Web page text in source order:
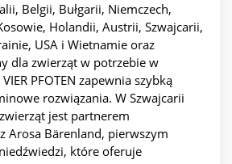
Belgii, Bułgarii, Niemczech,
Holandii, Austrii, Szwajcarii,
USA i Wietnamie oraz
dla zwierząt w potrzebie w
PFOTEN zapewnia szybką
rozwiązania. W Szwajcarii
jest partnerem
Arosa Bärenland, pierwszym
które oferuje